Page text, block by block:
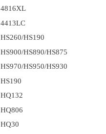
4816XL
4413LC
HS260/HS190
HS900/HS890/HS875
HS970/HS950/HS930
HS190
HQ132
HQ806
HQ30